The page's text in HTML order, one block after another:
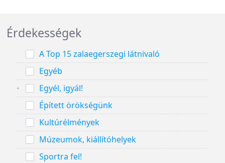
Érdekességek
A Top 15 zalaegerszegi látnivaló
Egyéb
Egyél, igyál!
Épített örökségünk
Kultúrélmények
Múzeumok, kiállítóhelyek
Sportra fel!